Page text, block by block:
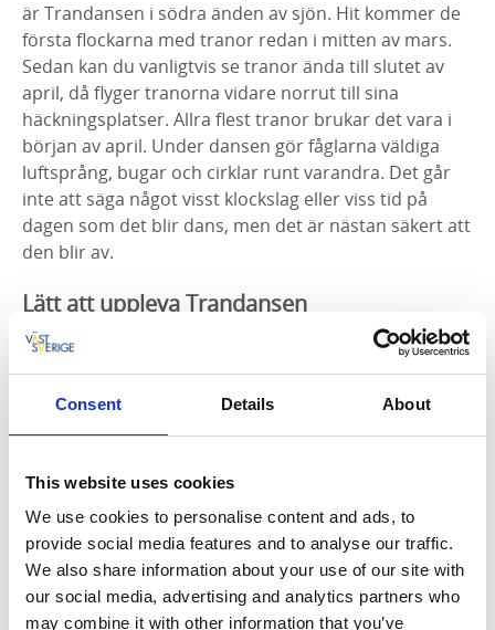
Consent Details About
This website uses cookies
We use cookies to personalise content and ads, to
provide social media features and to analyse our traffic.
We also share information about your use of our site with
our social media, advertising and analytics partners who
may combine it with other information that you’ve
är Trandansen i södra änden av sjön. Hit kommer de
första flockarna med tranor redan i mitten av mars.
Sedan kan du vanligtvis se tranor ända till slutet av
april, då flyger tranorna vidare norrut till sina
häckningsplatser. Allra flest tranor brukar det vara i
början av april. Under dansen gör fåglarna väldiga
luftsprång, bugar och cirklar runt varandra. Det går
inte att säga något visst klockslag eller viss tid på
dagen som det blir dans, men det är nästan säkert att
den blir av.
Lätt att uppleva Trandansen
Vid Trandansen som ligger utmed väg 184 mellan
Falköping och Skara finns det gott om
parkeringsplatser, utmärkta utsiktspunkter och ett
Trandansen!
Bo, äta och göra
I området kring Hornborgasjön finns många andra